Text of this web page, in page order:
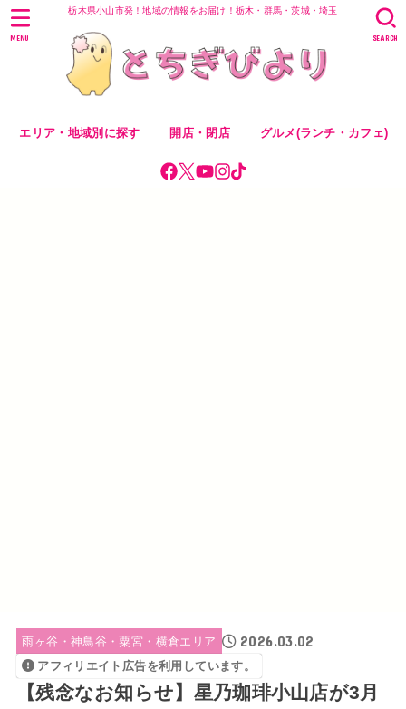
栃木県小山市発！地域の情報をお届け！栃木・群馬・茨城・埼玉
エリア・地域別に探す 開店・閉店 グルメ(ランチ・カフェ)
SEARCH
MENU
雨ヶ谷・神鳥谷・粟宮・横倉エリア 2026.03.02
アフィリエイト広告を利用しています。
【残念なお知らせ】星乃珈琲小山店が3月